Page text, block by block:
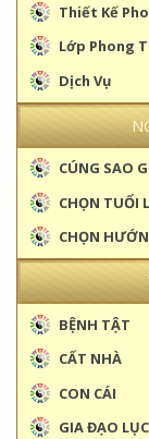
Thiết Kế
Lớp Phong
Dịch Vụ
CÚNG SAO
CHỌN TUỔI
CHỌN
BỆNH TẬT
CẤT NHÀ
CON CÁI
GIA ĐẠO